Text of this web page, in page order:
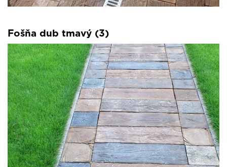
Fošňa dub tmavý (3)